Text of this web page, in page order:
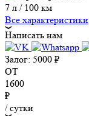
7 л / 100 км
Все характеристики
Написать нам
Залог: 5000 ₽
ОТ
1600
₽
/ сутки